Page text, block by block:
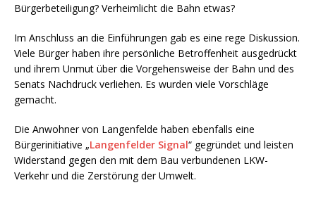
Bürgerbeteiligung? Verheimlicht die Bahn etwas?
Im Anschluss an die Einführungen gab es eine rege Diskussion.
Viele Bürger haben ihre persönliche Betroffenheit ausgedrückt
und ihrem Unmut über die Vorgehensweise der Bahn und des
Senats Nachdruck verliehen. Es wurden viele Vorschläge
gemacht.
Die Anwohner von Langenfelde haben ebenfalls eine
Bürgerinitiative „Langenfelder Signal“ gegründet und leisten
Widerstand gegen den mit dem Bau verbundenen LKW-
Verkehr und die Zerstörung der Umwelt.